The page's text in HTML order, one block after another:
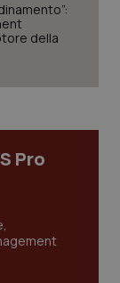
della
Pro